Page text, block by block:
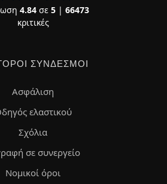
4.84σε 5| 66473
κριτικές
ΣΎΝΔΕΣΜΟΙ
Ασφάλιση
ελαστικού
Σχόλια
σε συνεργείο
Νομικοί όροι